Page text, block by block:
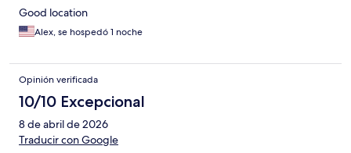
Good location
Alex, se hospedó 1 noche
Opinión verificada
10/10 Excepcional
8 de abril de 2026
Traducir con Google